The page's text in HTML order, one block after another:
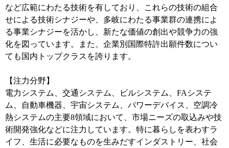
など広範にわたる技術を有しており、これらの技術の組合
せによる技術シナジーや、多岐にわたる事業群の連携によ
る事業シナジーを活かし、新たな価値の創出や競争力の強
化を図っています。また、企業別国際特許出願件数につい
ても国内トップクラスを誇ります。
【注力分野】
電力システム、交通システム、ビルシステム、FAシステ
ム、自動車機器、宇宙システム、パワーデバイス、空調冷
熱システムの主要8領域において、市場ニーズの取込みや技
術開発強化などに注力しています。特に暮らしを表わすラ
イフ、生活に必要なものを生みだすインダストリー、社会